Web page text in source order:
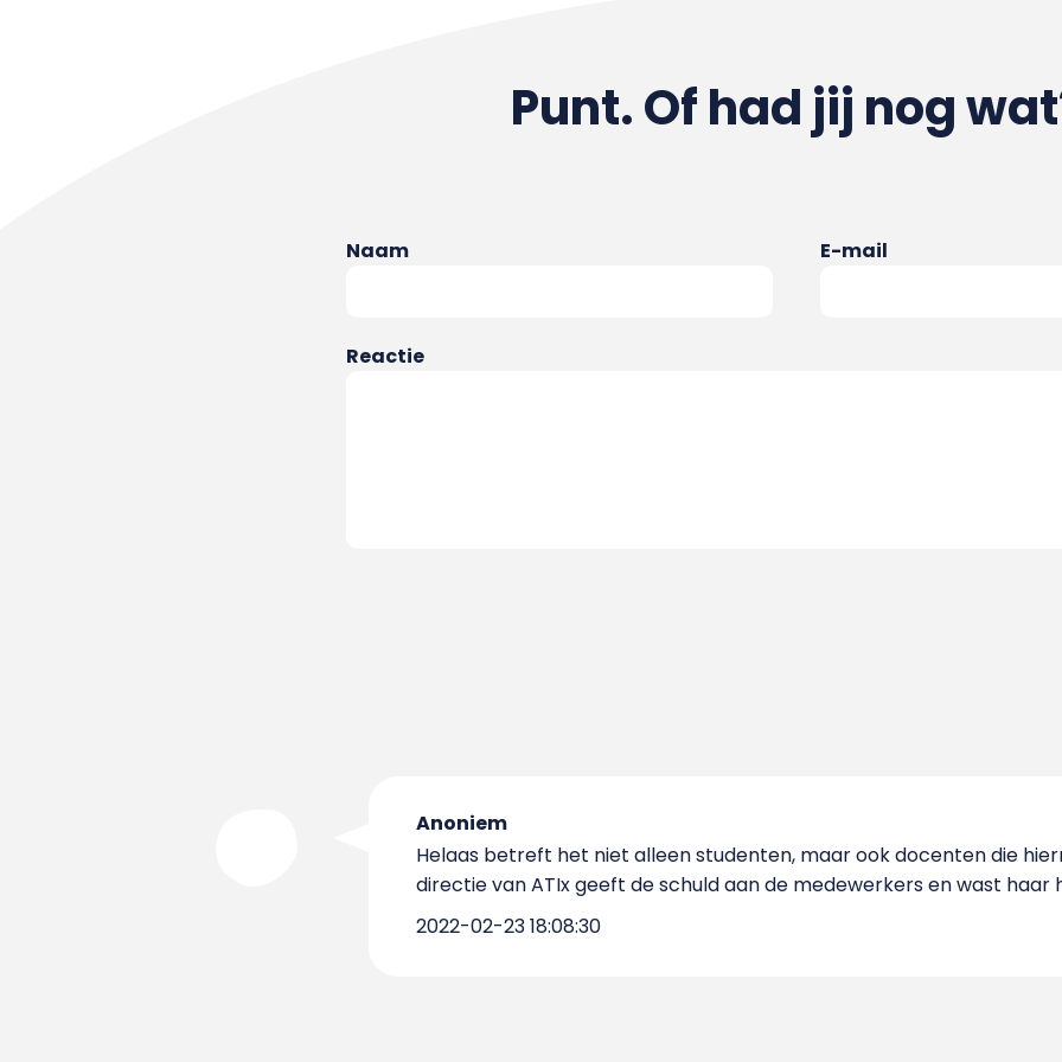
Punt. Of had jij nog
Naam E-mail
Reactie
Anoniem
Helaas betreft het niet alleen studenten, maar ook docenten die
directie van ATIx geeft de schuld aan de medewerkers en wast haar
2022-02-23 18:08:30